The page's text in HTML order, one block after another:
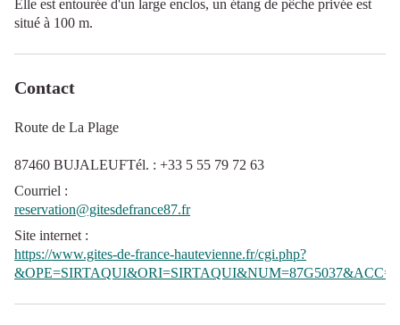
Elle est entourée d'un large enclos, un étang de pêche privée est
situé à 100 m.
Contact
Route de La Plage
87460 BUJALEUFTél. : +33 5 55 79 72 63
Courriel :
reservation@gitesdefrance87.fr
Site internet :
https://www.gites-de-france-hautevienne.fr/cgi.php?